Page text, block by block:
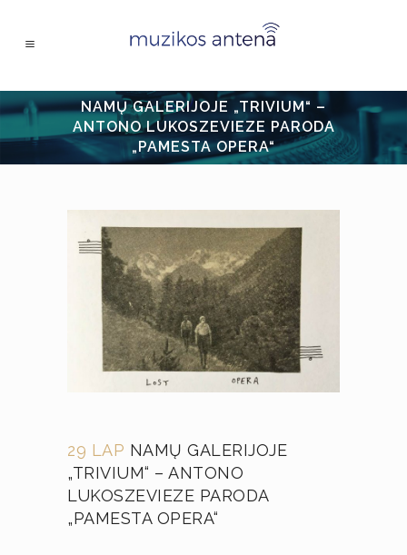
NAMŲ GALERIJOJE „TRIVIUM“ –
ANTONO LUKOSZEVIEZE PARODA
„PAMESTA OPERA“
29 LAP NAMŲ GALERIJOJE
„TRIVIUM“ – ANTONO
LUKOSZEVIEZE PARODA
„PAMESTA OPERA“